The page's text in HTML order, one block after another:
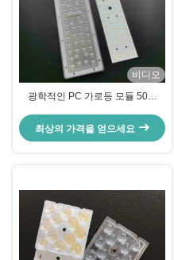
비디오
광학적인 PC 가로등 모듈 50W
이 렌즈
최상의 가격을 얻으세요